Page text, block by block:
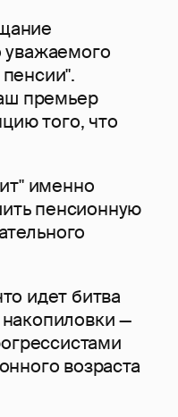
премьер
того, что
именно
пенсионную
идет битва
—
возраста